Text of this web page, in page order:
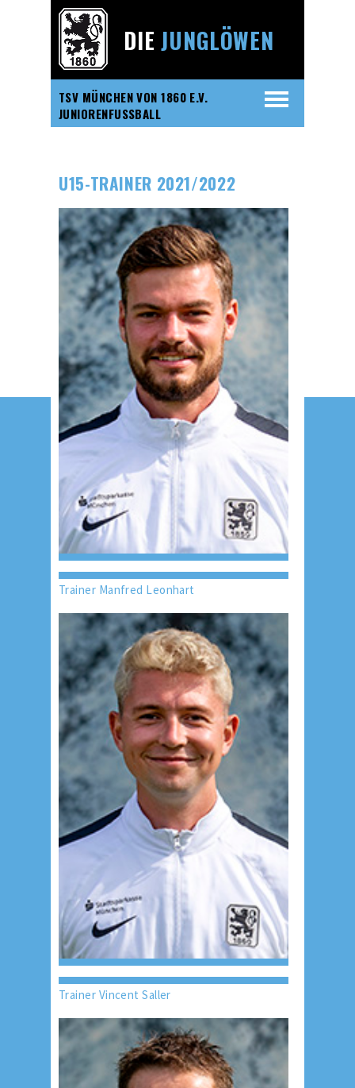
TSV MÜNCHEN VON 1860 E.V.
JUNIORENFUSSBALL
DIEJUNGLÖWEN
U15-TRAINER 2021/2022
Trainer Manfred Leonhart
Trainer Vincent Saller